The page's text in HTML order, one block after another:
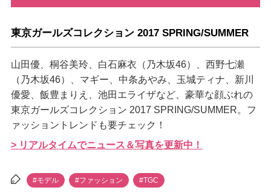
東京ガールズコレクション 2017 SPRING/SUMMER
山田優、桐谷美玲、白石麻衣（乃木坂46）、西野七瀬
（乃木坂46）、マギー、中条あやみ、玉城ティナ、新川
優愛、飯豊まりえ、池田エライザなど、豪華な顔ぶれの
東京ガールズコレクション 2017 SPRING/SUMMER。フ
ァッショントレンドも要チェック！
> リアルタイムでニュース＆写真を更新中！
#モデル #ファッション #TGC